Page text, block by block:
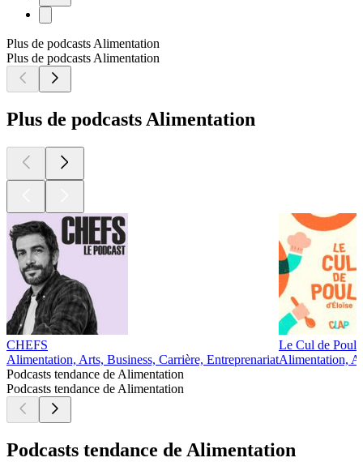
Plus de podcasts Alimentation
Plus de podcasts Alimentation
Plus de podcasts Alimentation
CHEFS
Alimentation, Arts, Business, Carrière, Entreprenariat
Le Cul de
Alimentation,
Podcasts tendance de Alimentation
Podcasts tendance de Alimentation
Podcasts tendance de Alimentation